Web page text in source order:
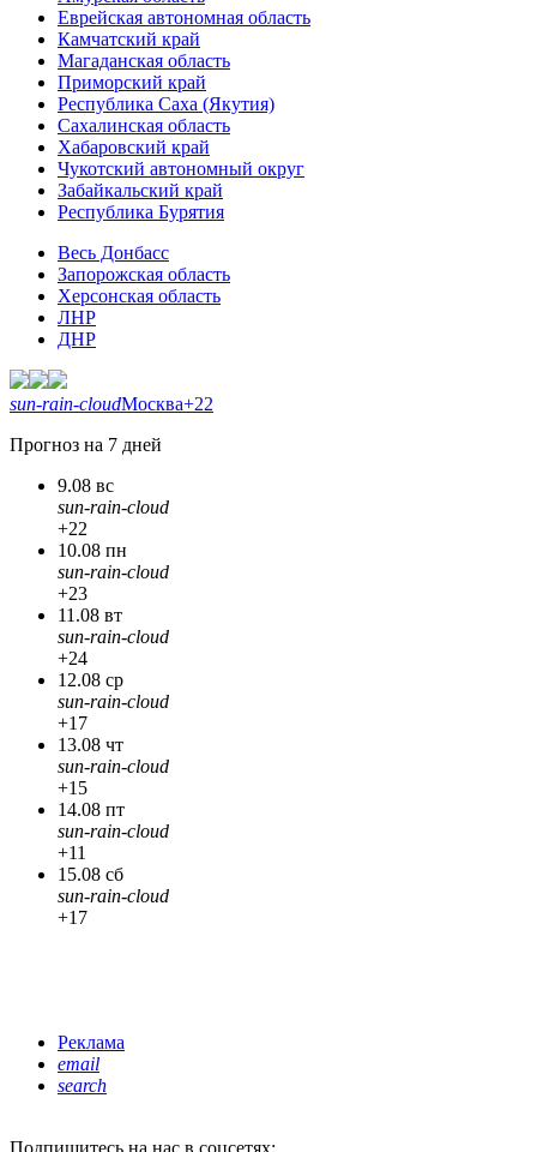
Еврейская автономная область
Камчатский край
Магаданская область
Приморский край
Республика Саха (Якутия)
Сахалинская область
Хабаровский край
Чукотский автономный округ
Забайкальский край
Республика Бурятия
Весь Донбасс
Запорожская область
Херсонская область
ЛНР
ДНР
sun-rain-cloudМосква+22
Прогноз на 7 дней
9.08 вс
sun-rain-cloud
+22
10.08 пн
sun-rain-cloud
+23
11.08 вт
sun-rain-cloud
+24
12.08 ср
sun-rain-cloud
+17
13.08 чт
sun-rain-cloud
+15
14.08 пт
sun-rain-cloud
+11
15.08 сб
sun-rain-cloud
+17
Реклама
email
search
Подпишитесь на нас в соцсетях: